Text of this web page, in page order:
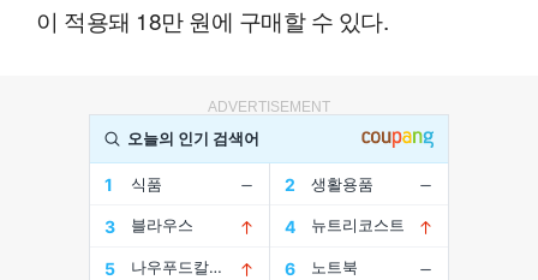
이 적용돼 18만 원에 구매할 수 있다.
ADVERTISEMENT